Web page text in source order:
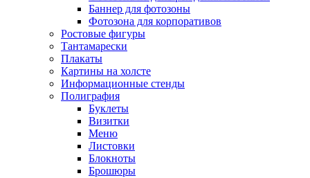
Баннер для фотозоны
Фотозона для корпоративов
Ростовые фигуры
Тантамарески
Плакаты
Картины на холсте
Информационные стенды
Полиграфия
Буклеты
Визитки
Меню
Листовки
Блокноты
Брошюры